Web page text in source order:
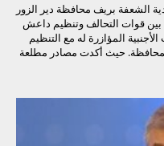
الشعفة بريف محافظة دير الزور
قوات التحالف وتنظيم داعش
المؤازرة له مع التنظيم
حيث أكدت مصادر مطلعة